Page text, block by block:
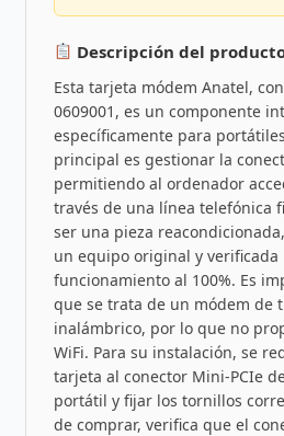
Descripción del
Esta tarjeta módem Anatel,
0609001, es un componente
específicamente para
principal es gestionar la
permitiendo al ordenador
través de una línea telefónica
ser una pieza
un equipo original y
funcionamiento al 100%. Es
que se trata de un módem de
inalámbrico, por lo que no
WiFi. Para su instalación, se
tarjeta al conector Mini-PCIe
portátil y fijar los tornillos
de comprar, verifica que el